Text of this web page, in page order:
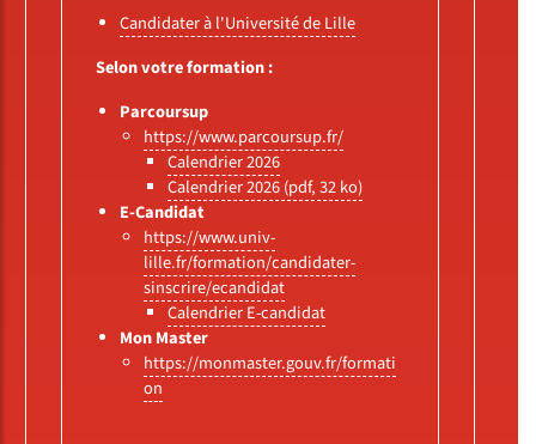
Candidater à l'Université de Lille
Selon votre formation :
Parcoursup
https://www.parcoursup.fr/
Calendrier 2026
Calendrier 2026 (pdf, 32 ko)
E-Candidat
https://www.univ-
lille.fr/formation/candidater-
sinscrire/ecandidat
Calendrier E-candidat
Mon Master
https://monmaster.gouv.fr/formati
on